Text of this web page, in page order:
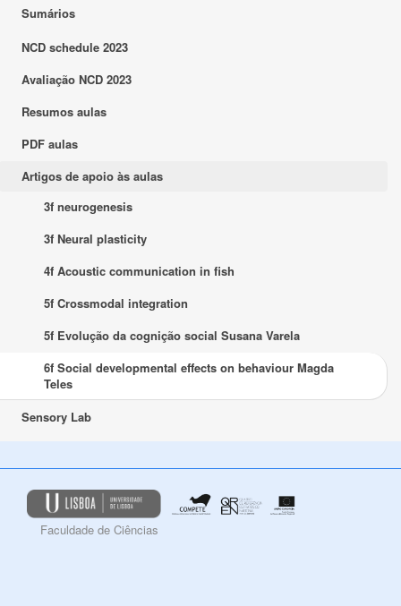
Sumários
NCD schedule 2023
Avaliação NCD 2023
Resumos aulas
PDF aulas
Artigos de apoio às aulas
3f neurogenesis
3f Neural plasticity
4f Acoustic communication in fish
5f Crossmodal integration
5f Evolução da cognição social Susana Varela
6f Social developmental effects on behaviour Magda
Teles
Sensory Lab
Faculdade de Ciências